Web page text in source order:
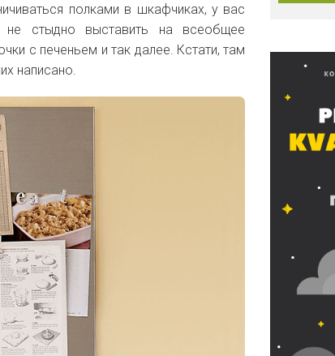
полками в шкафчиках, у вас
не стыдно выставить на всеобщее
с печеньем и так далее. Кстати, там
написано.